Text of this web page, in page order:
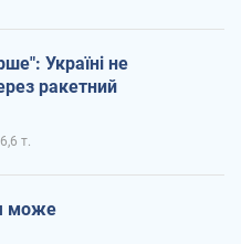
Україні не
ракетний
6,6 т.
може